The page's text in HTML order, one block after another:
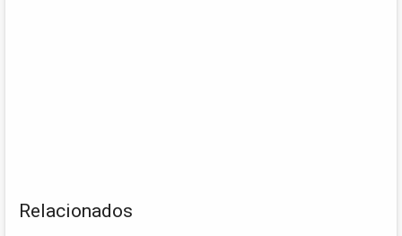
Relacionados